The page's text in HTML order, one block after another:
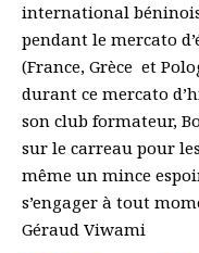
international béninois
pendant le mercato
(France, Grèce et
durant ce mercato
son club formateur,
sur le carreau pour
même un mince
s’engager à tout
Géraud Viwami